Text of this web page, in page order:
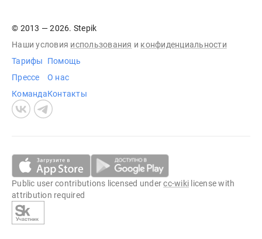
© 2013 — 2026. Stepik
Наши условия использования и конфиденциальности
Тарифы
Прессе
Команда
Помощь
О нас
Контакты
Public user contributions licensed undercc-wiki license with
attribution required